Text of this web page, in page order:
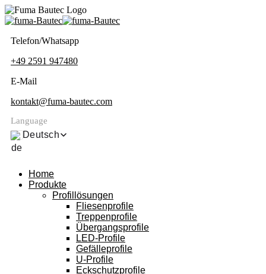
Telefon/Whatsapp
+49 2591 947480
E-Mail
kontakt@fuma-bautec.com
Language
Deutsch
Home
Produkte
Profillösungen
Fliesenprofile
Treppenprofile
Übergangsprofile
LED-Profile
Gefälleprofile
U-Profile
Eckschutzprofile